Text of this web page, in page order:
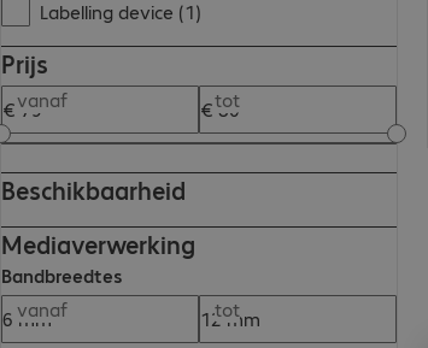
Labelling device (1)
Prijs
vanaf tot
Beschikbaarheid
Mediaverwerking
Bandbreedtes
vanaf
tot